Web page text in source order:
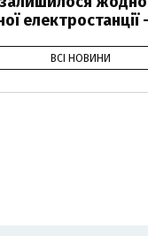
електростанції
ВСІ НОВИНИ